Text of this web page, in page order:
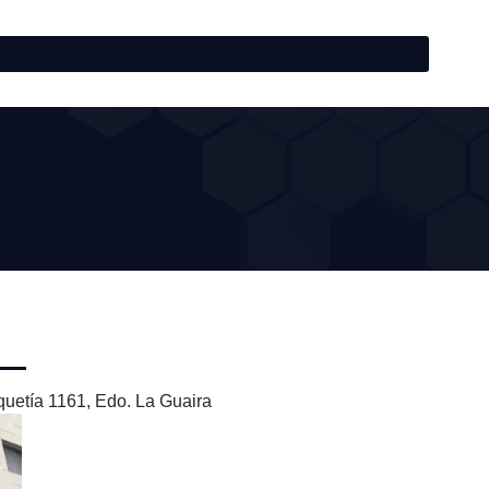
1161, Edo. La Guaira